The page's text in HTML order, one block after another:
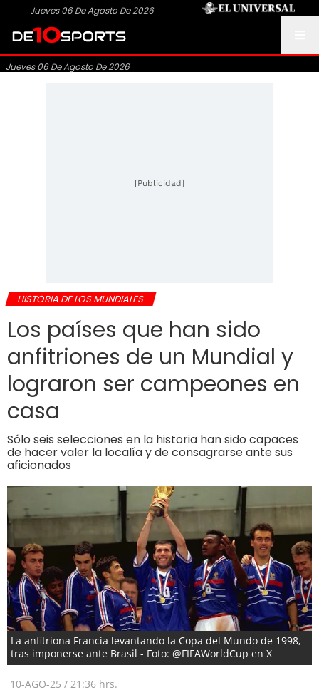
Jueves 06 De Agosto De 2026
Jueves 06 De Agosto De 2026
[Publicidad]
HISTORIA DE LOS MUNDIALES
Los países que han sido
anfitriones de un Mundial y
lograron ser campeones en
casa
Sólo seis selecciones en la historia han sido capaces
de hacer valer la localía y de consagrarse ante sus
aficionados
La anfitriona Francia levantando la Copa del Mundo de 1998,
tras imponerse ante Brasil - Foto: @FIFAWorldCup en X
10-AGO-25 / 21:36 hrs.